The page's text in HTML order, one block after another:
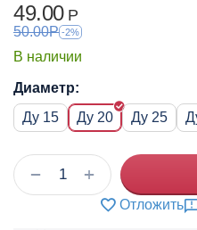
49.00 Р
50.00Р -2%
В наличии
Диаметр:
Ду 15
Ду 20 Ду 25
+
−
Отложить